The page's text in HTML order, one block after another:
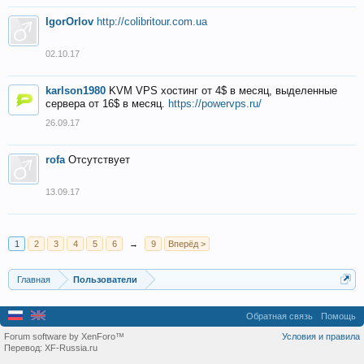
IgorOrlov http://colibritour.com.ua
02.10.17
karlson1980 KVM VPS хостинг от 4$ в месяц, выделенные
сервера от 16$ в месяц. https://powervps.ru/
26.09.17
rofa Отсутствует
13.09.17
1 2 3 4 5 6 → 9 Вперёд >
Главная Пользователи
Обратная связь Помощь
Условия и правила
Forum software by XenForo™
Перевод: XF-Russia.ru